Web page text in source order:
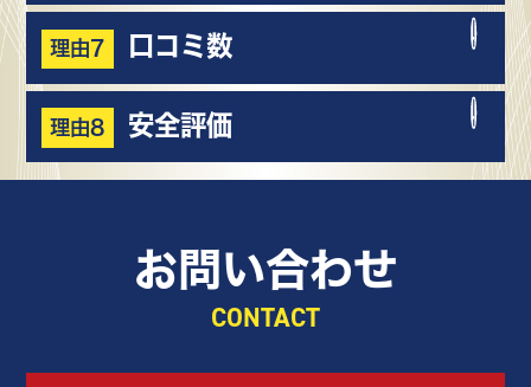
理由7 口コミ数
理由8 安全評価
お問い合わせ
CONTACT